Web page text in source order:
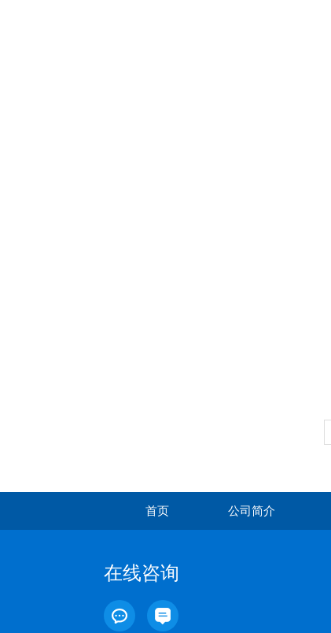
首页 公司简介
在线咨询